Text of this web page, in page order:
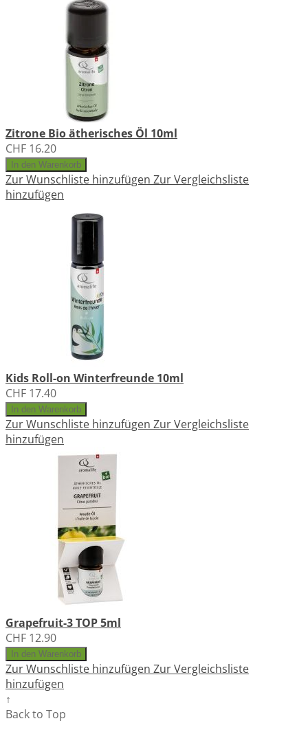
Zitrone Bio ätherisches Öl 10ml
CHF 16.20
In den Warenkorb
Zur Wunschliste hinzufügen Zur Vergleichsliste
hinzufügen
Kids Roll-on Winterfreunde 10ml
CHF 17.40
In den Warenkorb
Zur Wunschliste hinzufügen Zur Vergleichsliste
hinzufügen
Grapefruit-3 TOP 5ml
CHF 12.90
In den Warenkorb
Zur Wunschliste hinzufügen Zur Vergleichsliste
hinzufügen
↑
Back to Top